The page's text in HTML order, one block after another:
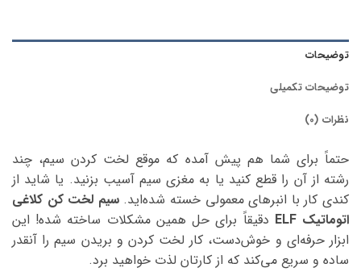
توضیحات
توضیحات تکمیلی
نظرات (0)
حتماً برای شما هم پیش آمده که موقع لخت کردن سیم، چند
رشته از آن را قطع کنید یا به مغزی سیم آسیب بزنید. یا شاید از
کندی کار با انبرهای معمولی خسته شده‌اید.سیم لخت کن کلاغی
اتوماتیک ELF
دقیقاً برای حل همین مشکلات ساخته شده! این
ابزار حرفه‌ای و خوش‌دست، کار لخت کردن و بریدن سیم را آنقدر
ساده و سریع می‌کند که از کارتان لذت خواهید برد.